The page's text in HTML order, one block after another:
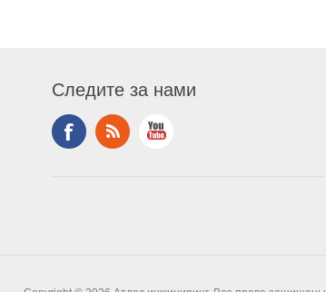
Следите за нами